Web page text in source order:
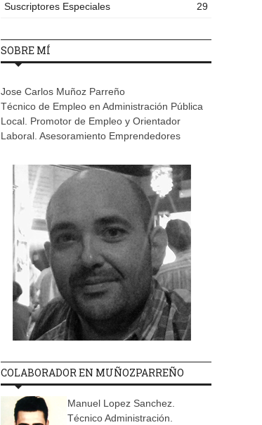
Suscriptores Especiales
29
SOBRE MÍ
Jose Carlos Muñoz Parreño
Técnico de Empleo en Administración Pública
Local. Promotor de Empleo y Orientador
Laboral. Asesoramiento Emprendedores
COLABORADOR EN MUÑOZPARREÑO
Manuel Lopez Sanchez.
Técnico Administración.